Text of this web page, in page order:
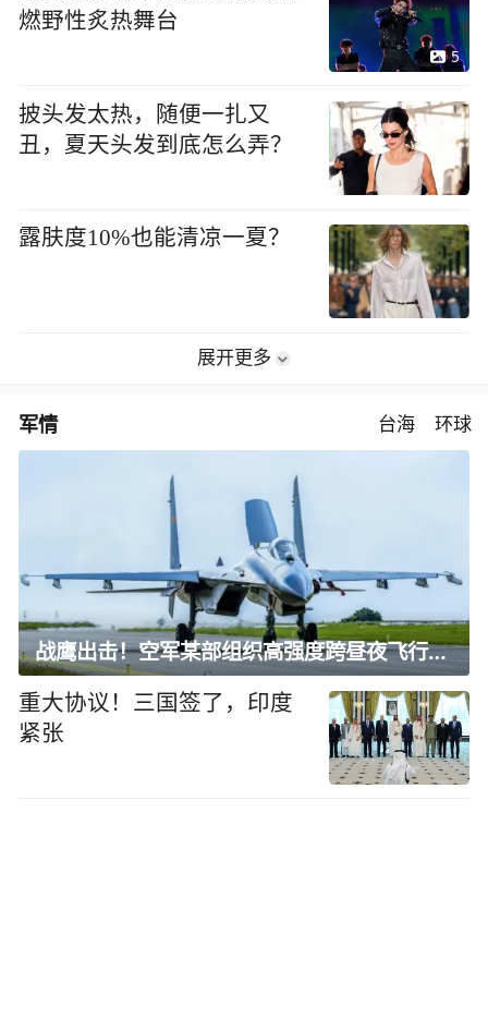
燃野性炙热舞台
5
披头发太热，随便一扎又
丑，夏天头发到底怎么弄？
露肤度10%也能清凉一夏？
展开更多
军情 台海 环球
战鹰出击！空军某部组织高强度跨昼夜飞行训练
重大协议！三国签了，印度
紧张